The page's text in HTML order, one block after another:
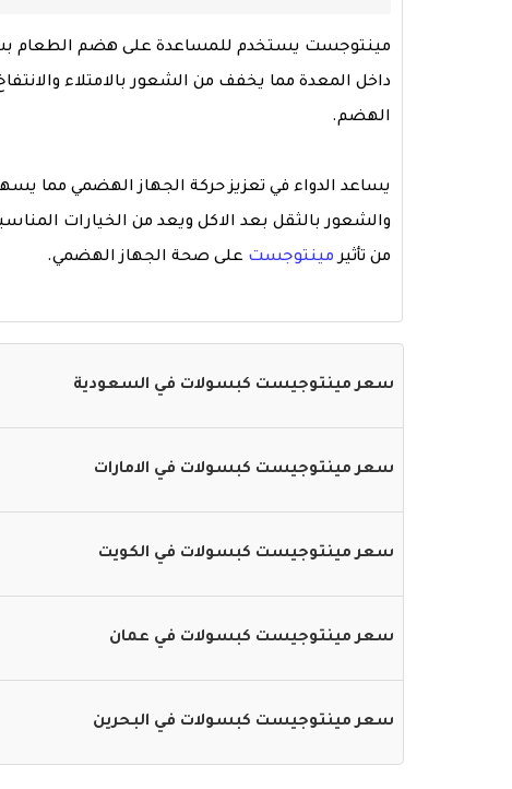
مينتوجست يستخدم للمساعدة على هضم الطعام
داخل المعدة مما يخفف من الشعور بالامتلاء
الهضم.
يساعد الدواء في تعزيز حركة الجهاز الهضمي مما
والشعور بالثقل بعد الاكل ويعد من الخيارات
من تأثيرمينتوجست على صحة الجهاز الهضمي.
سعر مينتوجيست كبسولات في السعودية
سعر مينتوجيست كبسولات في الامارات
سعر مينتوجيست كبسولات في الكويت
سعر مينتوجيست كبسولات في عمان
سعر مينتوجيست كبسولات في البحرين